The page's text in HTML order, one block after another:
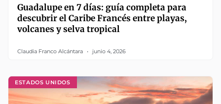
Guadalupe en 7 días: guía completa para
descubrir el Caribe Francés entre playas,
volcanes y selva tropical
Claudia Franco Alcántara junio 4, 2026
ESTADOS UNIDOS